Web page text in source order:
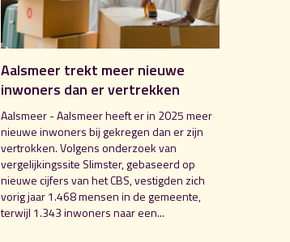
Aalsmeer trekt meer nieuwe
inwoners dan er vertrekken
Aalsmeer - Aalsmeer heeft er in 2025 meer
nieuwe inwoners bij gekregen dan er zijn
vertrokken. Volgens onderzoek van
vergelijkingssite Slimster, gebaseerd op
nieuwe cijfers van het CBS, vestigden zich
vorig jaar 1.468 mensen in de gemeente,
terwijl 1.343 inwoners naar een...